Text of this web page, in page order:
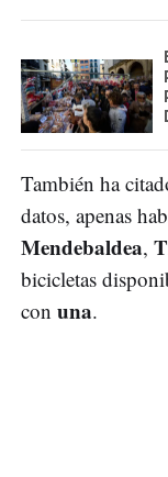
También ha
datos, apenas
Mendebaldea,
bicicletas
con una.